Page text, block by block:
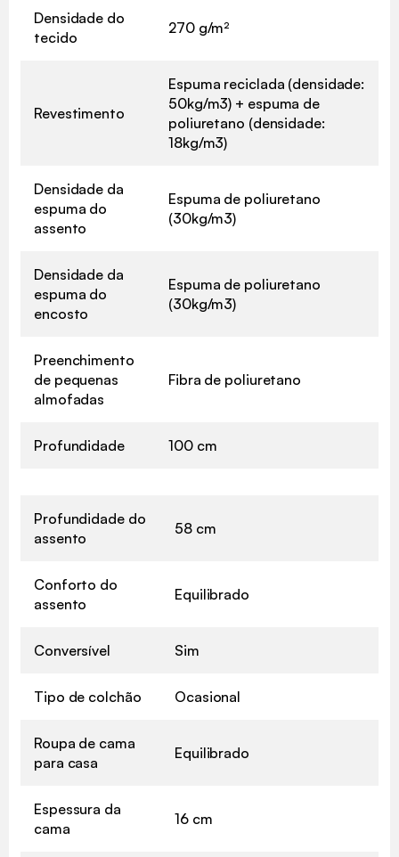
Densidade do
tecido
270 g/m²
Revestimento
Espuma reciclada (densidade:
50kg/m3) + espuma de
poliuretano (densidade:
18kg/m3)
Densidade da
espuma do
assento
Espuma de poliuretano
(30kg/m3)
Densidade da
espuma do
encosto
Espuma de poliuretano
(30kg/m3)
Preenchimento
de pequenas
almofadas
Fibra de poliuretano
Profundidade 100 cm
Profundidade do
assento
58 cm
Conforto do
assento
Equilibrado
Conversível Sim
Tipo de colchão Ocasional
Roupa de cama
para casa
Equilibrado
Espessura da
cama
16 cm